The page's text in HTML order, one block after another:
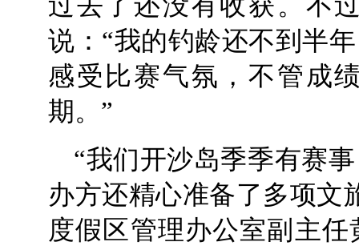
过去了还没有收获。不
说：“我的钓龄还不到半
感受比赛气氛，不管成
期。”
“我们开沙岛季季有赛
办方还精心准备了多项文
度假区管理办公室副主